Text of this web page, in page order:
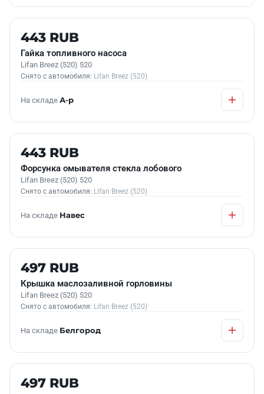
Б/У В НАЛИЧИИ
443 RUB
Гайка топливного насоса
Lifan Breez (520) 520
Снято с автомобиля: Lifan Breez (520)
На складе А-р
Б/У В НАЛИЧИИ
443 RUB
Форсунка омывателя стекла лобового
Lifan Breez (520) 520
Снято с автомобиля: Lifan Breez (520)
На складе Навес
Б/У В НАЛИЧИИ
497 RUB
Крышка маслозаливной горловины
Lifan Breez (520) 520
Снято с автомобиля: Lifan Breez (520)
На складе Белгород
Б/У В НАЛИЧИИ
497 RUB